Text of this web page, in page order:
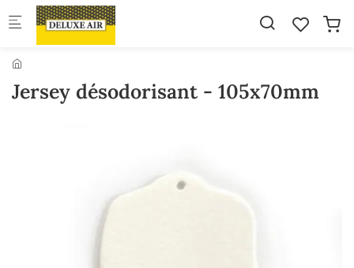
Skip to main content
Jersey désodorisant - 105x70mm